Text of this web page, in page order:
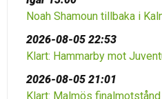
Noah Shamoun tillbaka i
2026-08-05 22:53
Klart: Hammarby mot
2026-08-05 21:01
Klart: Malmös